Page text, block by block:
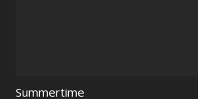
Summertime